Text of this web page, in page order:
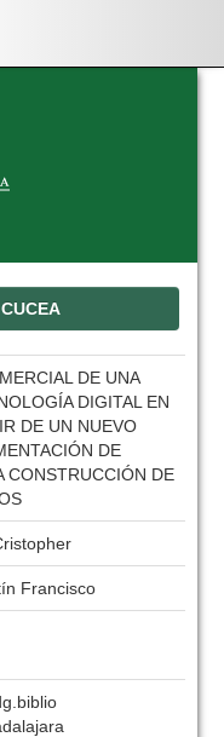
CUCEA
DE UNA
DIGITAL EN
DE UN NUEVO
DE
CONSTRUCCIÓN DE
Francisco